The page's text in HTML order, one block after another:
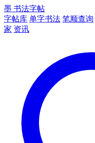
墨 书法字帖
字帖库 单字书法 笔顺查询
家 资讯